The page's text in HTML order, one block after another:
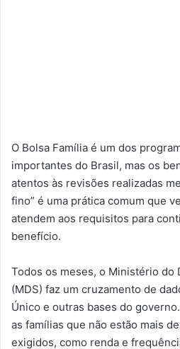
O Bolsa Família é um dos
importantes do Brasil, mas os
atentos às revisões realizadas
fino” é uma prática comum que
atendem aos requisitos para
benefício.
Todos os meses, o Ministério do
(MDS) faz um cruzamento de
Único e outras bases do
as famílias que não estão mais
exigidos, como renda e